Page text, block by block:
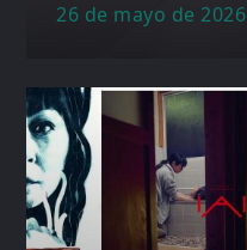
26 de mayo de 2026